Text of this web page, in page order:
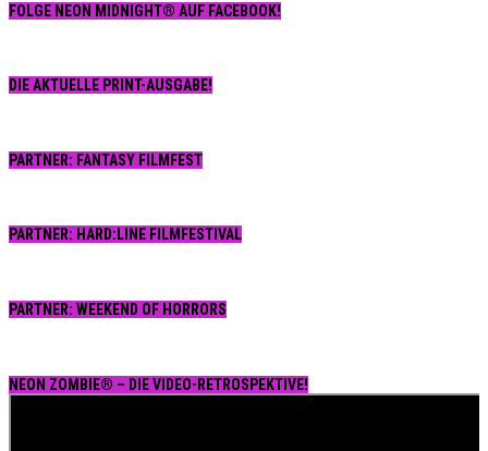
FOLGE NEON MIDNIGHT® AUF FACEBOOK!
DIE AKTUELLE PRINT-AUSGABE!
PARTNER: FANTASY FILMFEST
PARTNER: HARD:LINE FILMFESTIVAL
PARTNER: WEEKEND OF HORRORS
NEON ZOMBIE® – DIE VIDEO-RETROSPEKTIVE!